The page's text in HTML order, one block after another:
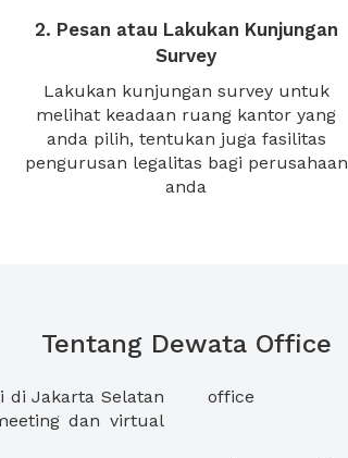
2. Pesan atau Lakukan Kunjungan
Survey
Lakukan kunjungan survey untuk
melihat keadaan ruang kantor yang
anda pilih, tentukan juga fasilitas
pengurusan legalitas bagi perusahaan
anda
Tentang Dewata Office
di Jakarta Selatan
dan virtual
office